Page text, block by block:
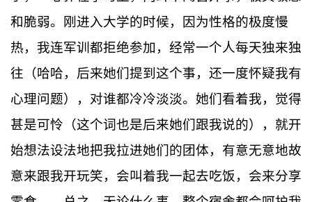
和脆弱。刚进入大学的时候，因为性格的极度慢
热，我连军训都拒绝参加，经常一个人每天独来独
往（哈哈，后来她们提到这个事，还一度怀疑我有
心理问题），对谁都冷冷淡淡。她们看着我，觉得
甚是可怜（这个词也是后来她们跟我说的），就开
始想法设法地把我拉进她们的团体，有意无意地故
意来跟我开玩笑，会叫着我一起去吃饭，会来分享